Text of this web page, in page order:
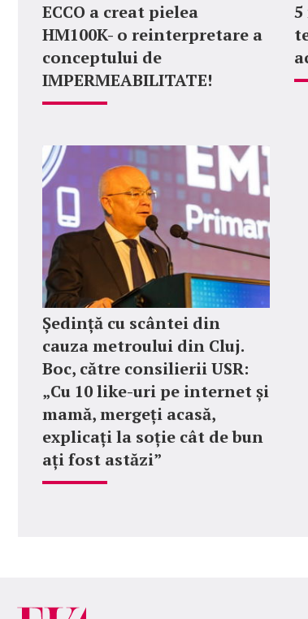
ECCO a creat pielea
HM100K- o reinterpretare a
conceptului de
IMPERMEABILITATE!
5
Ședință cu scântei din
cauza metroului din Cluj.
Boc, către consilierii USR:
„Cu 10 like-uri pe internet și
mamă, mergeți acasă,
explicați la soție cât de bun
ați fost astăzi”